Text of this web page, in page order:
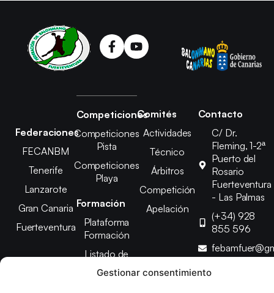
Gestionar consentimiento
Federaciones
FECANBM
Tenerife
Lanzarote
Gran Canaria
Fuerteventura
Competiciones
Competiciones
Pista
Competiciones
Playa
Formación
Plataforma
Formación
Listado de
Cursos
Comités
Actividades
Técnico
Árbitros
Competición
Apelación
Contacto
C/ Dr.
Fleming, 1-2ª
Puerto del
Rosario
Fuerteventura
- Las Palmas
(+34) 928
855 596